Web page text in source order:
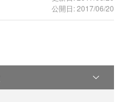
公開日: 2017/06/20